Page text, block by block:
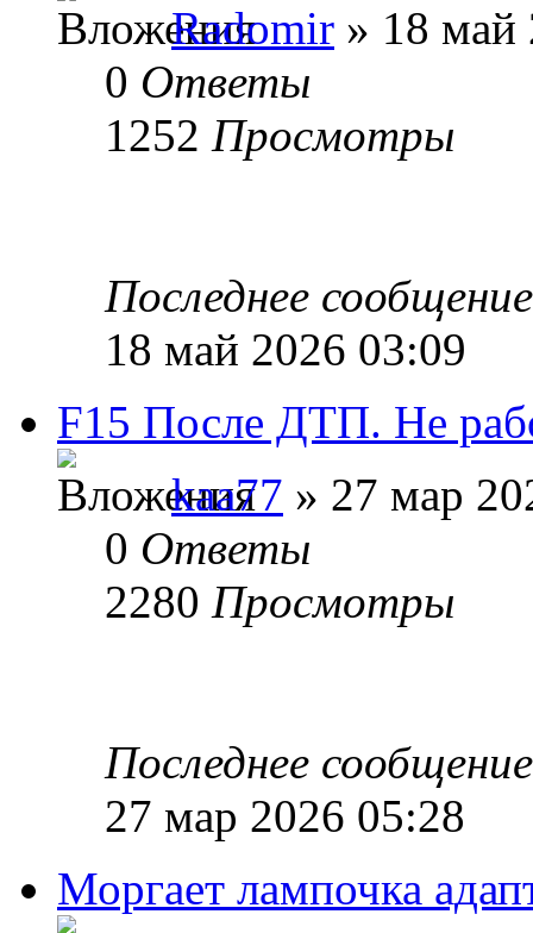
Radomir » 18 май
0 Ответы
1252 Просмотры
Последнее
18 май 2026 03:09
F15 После ДТП. Не
kaa77 » 27 мар
0 Ответы
2280 Просмотры
Последнее
27 мар 2026 05:28
Моргает лампочка